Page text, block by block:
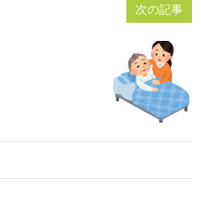
次の記事